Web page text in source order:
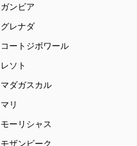
ガンビア
グレナダ
コートジボワール
レソト
マダガスカル
マリ
モーリシャス
モザンビーク